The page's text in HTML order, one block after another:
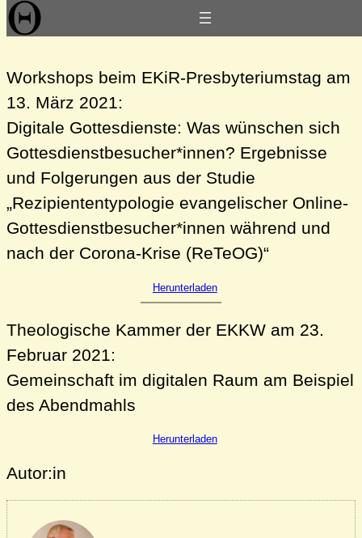
Zum
Inhalt
Präsentationen 2021
Workshops beim EKiR-Presbyteriumstag am
13. März 2021:
Digitale Gottesdienste: Was wünschen sich
Gottesdienstbesucher*innen? Ergebnisse
und Folgerungen aus der Studie
„Rezipiententypologie evangelischer Online-
Gottesdienstbesucher*innen während und
nach der Corona-Krise (ReTeOG)“
Herunterladen
Theologische Kammer der EKKW am 23.
Februar 2021:
Gemeinschaft im digitalen Raum am Beispiel
des Abendmahls
Herunterladen
Autor:in